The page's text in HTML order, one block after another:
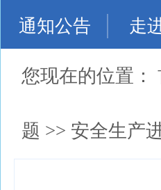
通知公告 走
您现在的位置：
题 >> 安全生产